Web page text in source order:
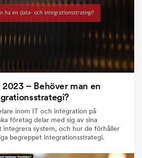
– Behöver man en
inom IT och integration på
företag delar med sig av sina
integrera system, och hur de förhåller
begreppet integrationsstrategi.